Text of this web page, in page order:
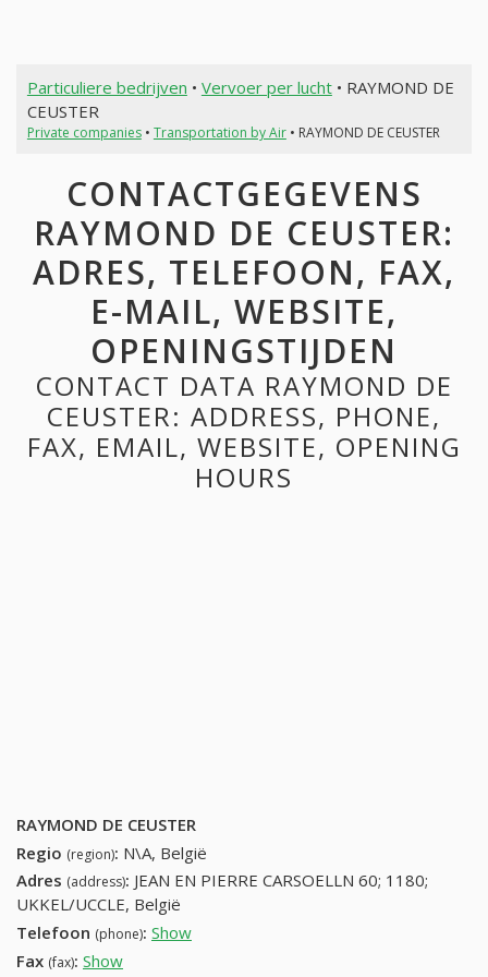
Particuliere bedrijven • Vervoer per lucht• RAYMOND DE
CEUSTER
Private companies• Transportation by Air• RAYMOND DE CEUSTER
CONTACTGEGEVENS
RAYMOND DE CEUSTER:
ADRES, TELEFOON, FAX,
E-MAIL, WEBSITE,
OPENINGSTIJDEN
CONTACT DATA RAYMOND DE
CEUSTER: ADDRESS, PHONE,
FAX, EMAIL, WEBSITE, OPENING
HOURS
RAYMOND DE CEUSTER
Regio (region): N\A, België
Adres (address): JEAN EN PIERRE CARSOELLN 60; 1180;
UKKEL/UCCLE, België
Telefoon (phone): Show
Fax (fax): Show